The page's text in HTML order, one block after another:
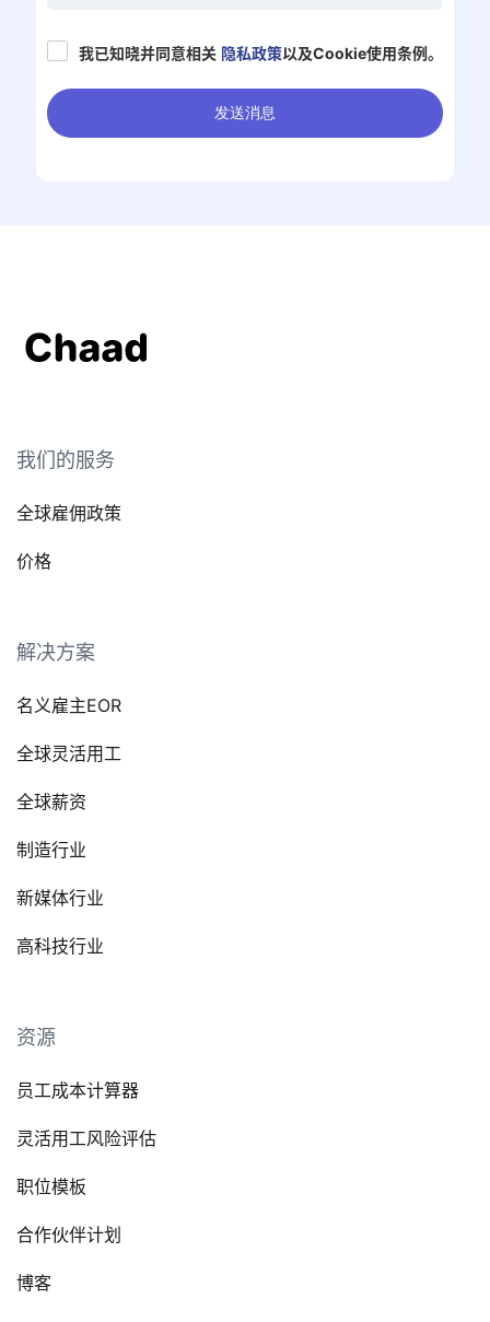
我已知晓并同意相关 隐私政策以及Cookie使用条例。
我们的服务
全球雇佣政策
价格
解决方案
名义雇主EOR
全球灵活用工
全球薪资
制造行业
新媒体行业
高科技行业
资源
员工成本计算器
灵活用工风险评估
职位模板
合作伙伴计划
博客